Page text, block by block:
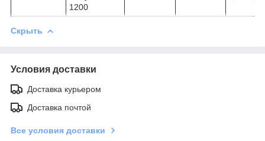
1200
Скрыть
Условия доставки
Доставка курьером
Доставка почтой
Все условия доставки